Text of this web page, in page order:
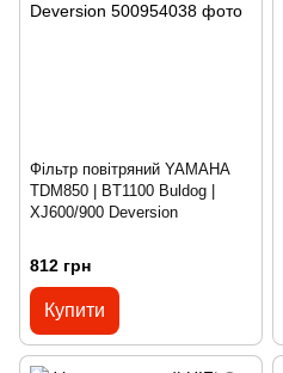
Фільтр повітряний YAMAHA
TDM850 | BT1100 Buldog |
XJ600/900 Deversion
812 грн
Купити